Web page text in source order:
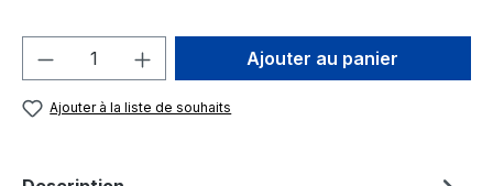
Quantité de produit : Entrez la
Ajouter au panier
Ajouter à la liste de souhaits